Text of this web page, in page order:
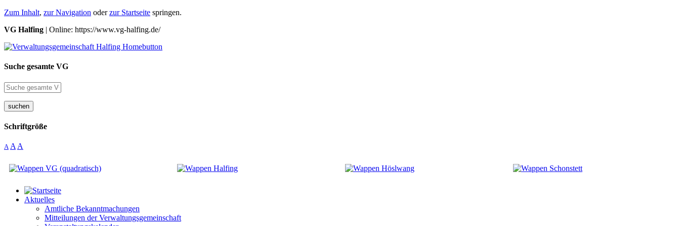
Zum Inhalt, zur Navigation oderzur Startseite springen.
VG Halfing | Online: https://www.vg-halfing.de/
Suche gesamte VG
suchen
Schriftgröße
A A A
Aktuelles
Amtliche Bekanntmachungen
Mitteilungen der Verwaltungsgemeinschaft